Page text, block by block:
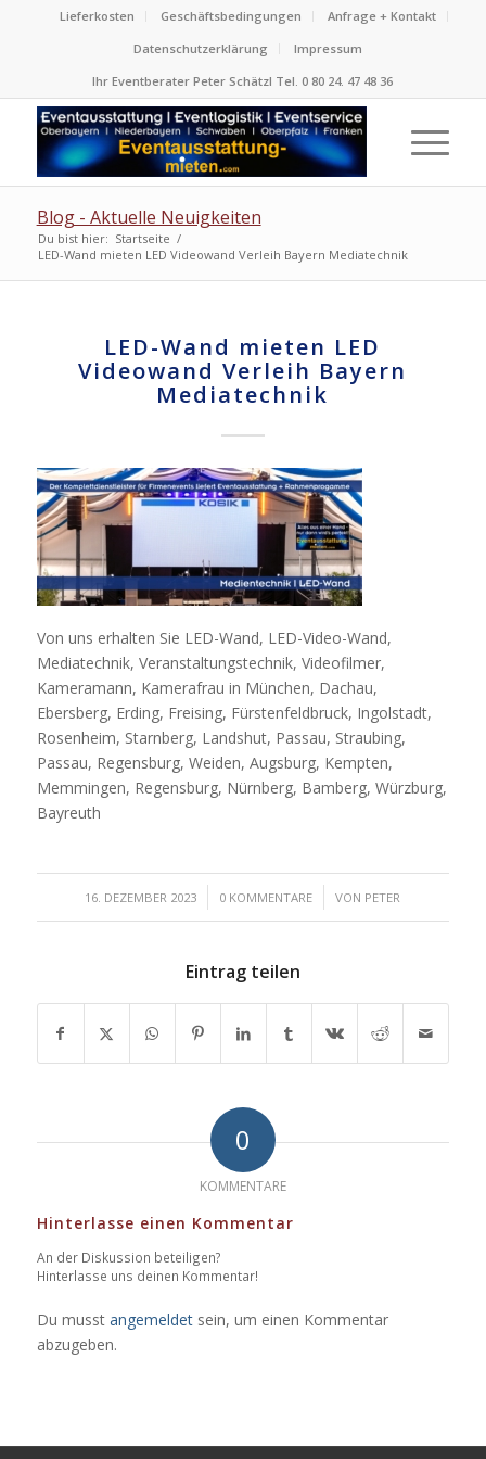
Lieferkosten Geschäftsbedingungen
Anfrage + Kontakt
Datenschutzerklärung
Impressum
Ihr Eventberater Peter Schätzl Tel. 0 80 24. 47 48 36
Blog - Aktuelle Neuigkeiten
Du bist hier: Startseite /
LED-Wand mieten LED Videowand Verleih Bayern Mediatechnik
LED-Wand mieten LED
Videowand Verleih Bayern
Mediatechnik
Von uns erhalten Sie LED-Wand, LED-Video-Wand,
Mediatechnik, Veranstaltungstechnik, Videofilmer,
Kameramann, Kamerafrau in München, Dachau,
Ebersberg, Erding, Freising, Fürstenfeldbruck, Ingolstadt,
Rosenheim, Starnberg, Landshut, Passau, Straubing,
Passau, Regensburg, Weiden, Augsburg, Kempten,
Memmingen, Regensburg, Nürnberg, Bamberg, Würzburg,
Bayreuth
16. DEZEMBER 2023
/ 0 KOMMENTARE
/ VON PETER
Eintrag teilen
0
KOMMENTARE
Hinterlasse einen Kommentar
An der Diskussion beteiligen?
Hinterlasse uns deinen Kommentar!
Du musst angemeldetsein, um einen Kommentar
abzugeben.